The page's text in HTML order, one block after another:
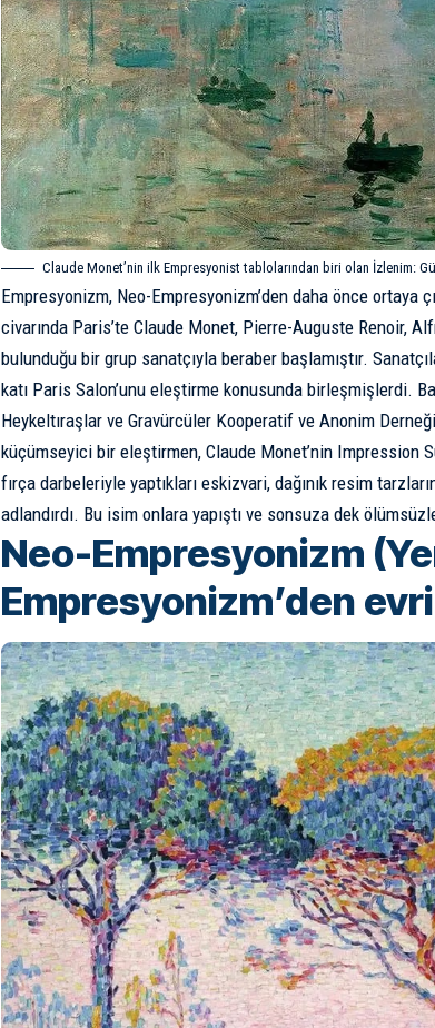
Claude Monet’nin ilk Empresyonist tablolarından biri olan İzlenim:
Empresyonizm, Neo-Empresyonizm’den daha önce ortaya
civarında Paris’te Claude Monet, Pierre-Auguste Renoir,
bulunduğu bir grup sanatçıyla beraber başlamıştır.
katı Paris Salon’unu eleştirme konusunda birleşmişlerdi.
Heykeltıraşlar ve Gravürcüler Kooperatif ve Anonim
küçümseyici bir eleştirmen, Claude Monet’nin Impression
fırça darbeleriyle yaptıkları eskizvari, dağınık resim
adlandırdı. Bu isim onlara yapıştı ve sonsuza dek
Neo-Empresyonizm
Empresyonizm’den